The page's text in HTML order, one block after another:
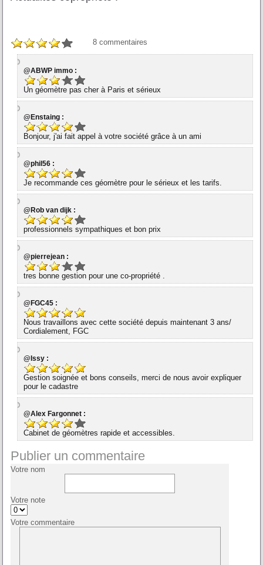
8 commentaires
@ABWP immo :
Un géomètre pas cher à Paris et sérieux
@Enstaing :
Bonjour, j'ai fait appel à votre société grâce à un ami
@phil56 :
Je recommande ces géomètre pour le sérieux et les tarifs.
@Rob van dijk :
professionnels sympathiques et bon prix
@pierrejean :
tres bonne gestion pour une co-propriété .
@FGC45 :
Nous travaillons avec cette société depuis maintenant 3 ans/
Cordialement, FGC
@Issy :
Gestion soignée et bons conseils, merci de nous avoir expliquer
pour le cadastre
@Alex Fargonnet :
Cabinet de géomètres rapide et accessibles.
Publier un commentaire
Votre nom
Votre note
Votre commentaire